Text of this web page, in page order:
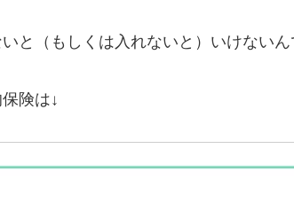
と（もしくは入れないと）いけないん
険は↓